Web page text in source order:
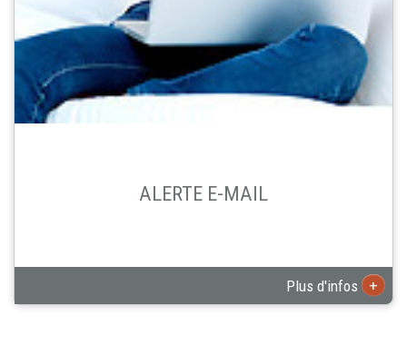
ALERTE E-MAIL
Plus d'infos +